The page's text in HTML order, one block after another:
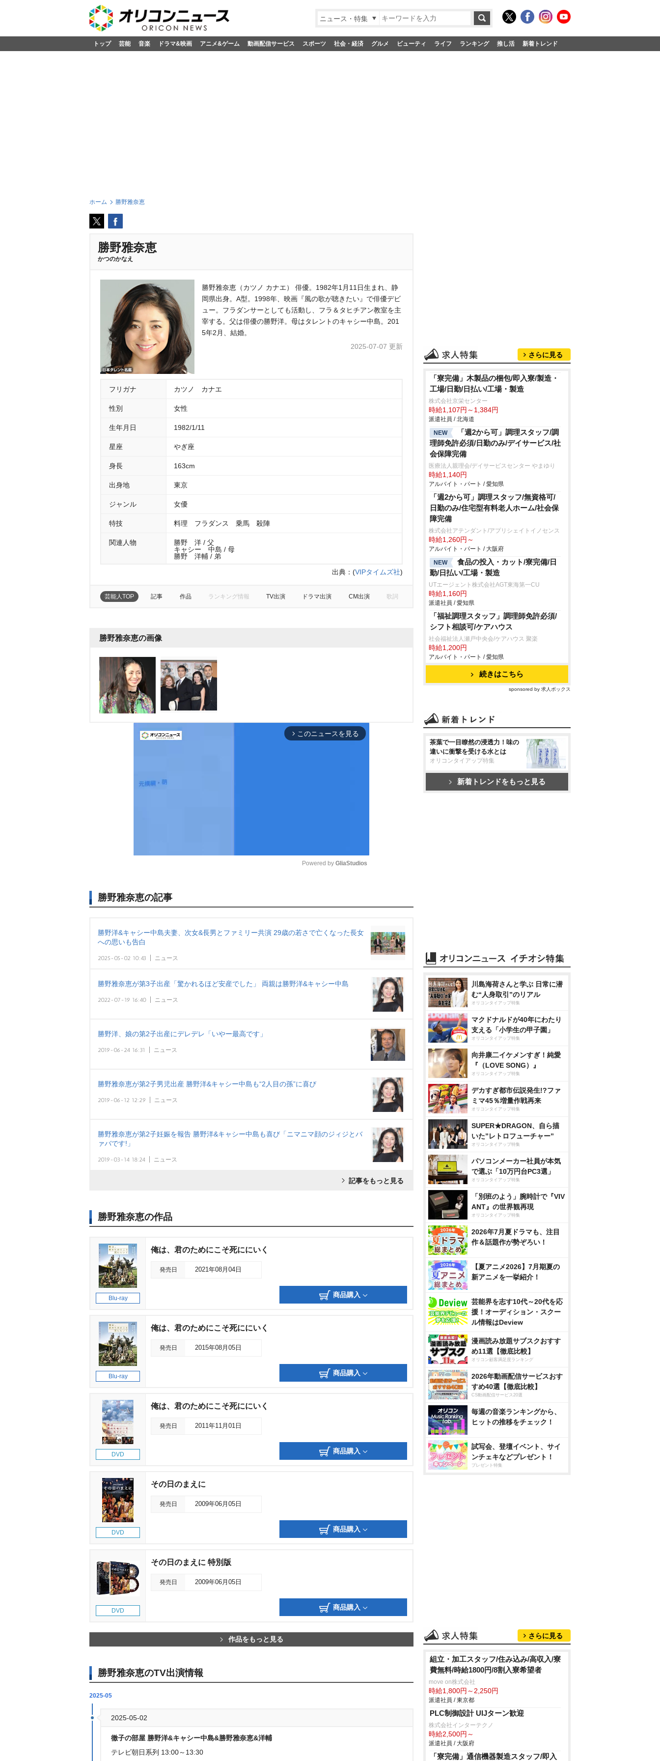
ニュース・特集
トップ 芸能 音楽 ドラマ&映画 アニメ&ゲーム 動画配信サービス スポーツ 社会・経済 グルメ ビューティ ライフ ランキング 推し活 新着トレンド
ホーム 勝野雅奈恵
勝野雅奈恵
かつのかなえ
勝野雅奈恵（カツノ カナエ） 俳優。1982年1月11日生まれ、静
岡県出身。A型。1998年、映画『風の歌が聴きたい』で俳優デビ
ュー。フラダンサーとしても活動し、フラ＆タヒチアン教室を主
宰する。父は俳優の勝野洋。母はタレントのキャシー中島。201
5年2月、結婚。
2025-07-07 更新
フリガナ カツノ カナエ
性別 女性
生年月日 1982/1/11
星座 ぎ座
身長 163cm
出身地 東京
ジャンル 女優
特技 料理 フラダンス 乗馬 殺陣
関連人物
勝野 洋 / 父
キャシー 中島 / 母
勝野 洋輔 / 弟
出典： (VIPタイムズ社)
芸能人TOP 記事 作品 ランキング情報 TV出演 ドラマ出演 CM出演 歌詞
勝野雅奈恵の画像
arrow_forward_ios このニュースを見る
u
e
Powered by GliaStudios
勝野雅奈恵の記事
勝野洋&キャシー中島夫妻、次女&長男とファミリー共演 29歳の若さで亡くなった長女
への思いも告白
2025-05-02 10:43 ニュース
勝野雅奈恵が第3子出産「驚かれるほど安産でした」 両親は勝野洋&キャシー中島
2022-07-19 16:40 ニュース
勝野洋、娘の第2子出産にデレデレ「いやー最高です」
2019-06-24 16:31 ニュース
勝野雅奈恵が第2子男児出産 勝野洋&キャシー中島も“2人目の孫”に喜び
2019-06-12 12:29 ニュース
勝野雅奈恵が第2子妊娠を報告 勝野洋&キャシー中島も喜び「ニマニマ顔のジィジとバ
ァバです!」
2019-03-14 18:24 ニュース
記事をもっと見る
勝野雅奈恵の作品
Blu-ray
俺は、君のためにこそ死ににいく
発売日 2021年08月04日
商品購入
Blu-ray
俺は、君のためにこそ死ににいく
発売日 2015年08月05日
商品購入
DVD
俺は、君のためにこそ死ににいく
発売日 2011年11月01日
商品購入
DVD
その日のまえに
発売日 2009年06月05日
商品購入
DVD
その日のまえに 特別版
発売日 2009年06月05日
商品購入
作品をもっと見る
勝野雅奈恵のTV出演情報
2025-05
2025-05-02
徹子の部屋 勝野洋&キャシー中島&勝野雅奈恵&洋輔
テレビ朝日系列 13:00～13:30
さらに見る
「寮完備」木製品の梱包/即入寮/製造・
工場/日勤/日払い/工場・製造
株式会社京栄センター
時給1,107円～1,384円
派遣社員 / 北海道
NEW
「週2から可」調理スタッフ/調
理師免許必須/日勤のみ/デイサービス/社
会保障完備
医療法人親理会/デイサービスセンター やまゆり
時給1,140円
アルバイト・パート / 愛知県
「週2から可」調理スタッフ/無資格可/
日勤のみ/住宅型有料老人ホーム/社会保
障完備
株式会社アテンダント/アプリシェイトイノセンス
時給1,260円～
アルバイト・パート / 大阪府
NEW
食品の投入・カット/寮完備/日
勤/日払い/工場・製造
UTエージェント株式会社AGT東海第一CU
時給1,160円
派遣社員 / 愛知県
「福祉調理スタッフ」調理師免許必須/
シフト相談可/ケアハウス
社会福祉法人瀬戸中央会/ケアハウス 聚楽
時給1,200円
アルバイト・パート / 愛知県
続きはこちら
sponsored by 求人ボックス
茶葉で一目瞭然の浸透力！味の
違いに衝撃を受ける水とは
オリコンタイアップ特集
新着トレンドをもっと見る
川島海荷さんと学ぶ 日常に潜
む“人身取引”のリアル
オリコンタイアップ特集
マクドナルドが40年にわたり
支える「小学生の甲子園」
オリコンタイアップ特集
向井康二イケメンすぎ！純愛
『（LOVE SONG）』
オリコンタイアップ特集
デカすぎ都市伝説発生!?ファ
ミマ45％増量作戦再来
オリコンタイアップ特集
SUPER★DRAGON、自ら描
いた”レトロフューチャー”
オリコンタイアップ特集
パソコンメーカー社員が本気
で選ぶ「10万円台PC3選」
オリコンタイアップ特集
「別班のよう」腕時計で『VIV
ANT』の世界観再現
オリコンタイアップ特集
2026年7月夏ドラマも、注目
作＆話題作が勢ぞろい！
【夏アニメ2026】7月期夏の
新アニメを一挙紹介！
芸能界を志す10代～20代を応
援！オーディション・スクー
ル情報はDeview
漫画読み放題サブスクおすす
め11選【徹底比較】
オリコン顧客満足度ランキング
2026年動画配信サービスおす
すめ40選【徹底比較】
CS動画配信サービス20選
毎週の音楽ランキングから、
ヒットの推移をチェック！
試写会、登壇イベント、サイ
ンチェキなどプレゼント！
プレゼント特集
さらに見る
組立・加工スタッフ/住み込み/高収入/寮
費無料/時給1800円/8割入寮希望者
move on株式会社
時給1,800円～2,250円
派遣社員 / 東京都
PLC制御設計 UIJターン歓迎
株式会社インターテクノ
時給2,500円～
派遣社員 / 大阪府
「寮完備」通信機器製造スタッフ/即入